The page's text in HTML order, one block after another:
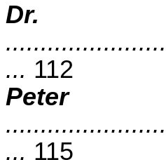
Dr.
... 112
... 115